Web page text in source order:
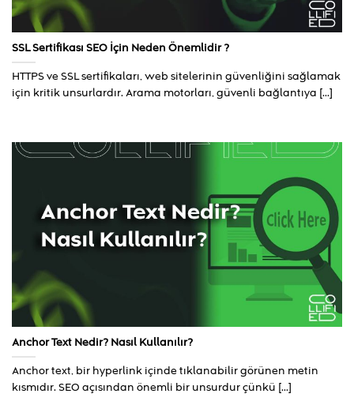
SSL Sertifikası SEO İçin Neden Önemlidir ?
HTTPS ve SSL sertifikaları, web sitelerinin güvenliğini sağlamak
için kritik unsurlardır. Arama motorları, güvenli bağlantıya [...]
Anchor Text Nedir? Nasıl Kullanılır?
Anchor text, bir hyperlink içinde tıklanabilir görünen metin
kısmıdır. SEO açısından önemli bir unsurdur çünkü [...]